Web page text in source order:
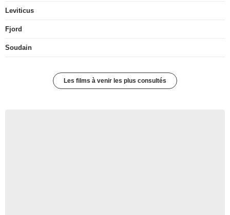
Leviticus
Fjord
Soudain
Les films à venir les plus consultés